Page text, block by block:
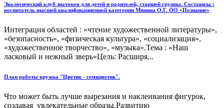
Экологический клуб знатоков для детей и родителей, старшей группы. Составила :
воспитатель высшей квалификационной категории Минина О.Г. ОО «Познание»
Интеграция областей : «чтение художественной литературы»,
«безопасность», «физическая культура», «социализация»,
«художественное творчество», «музыка».Тема : «Наш
ласковый и нежный зверь»Цель: Расширя...
План работы кружка "Цветик - семицветик".
Что может быть лучше вырезания и наклеивания фигурок,
создавая увлекательные образы.Развитию